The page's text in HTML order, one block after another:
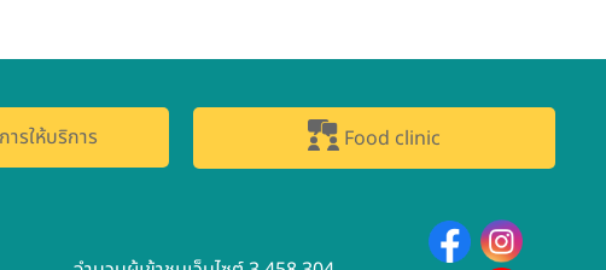
รให้บริการ Food clinic